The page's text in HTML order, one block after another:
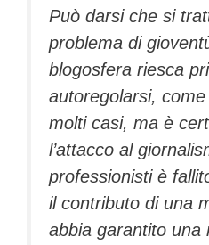
Può darsi che si
problema di
blogosfera riesca
autoregolarsi,
molti casi, ma è
l’attacco al
professionisti è
il contributo di una
abbia garantito una